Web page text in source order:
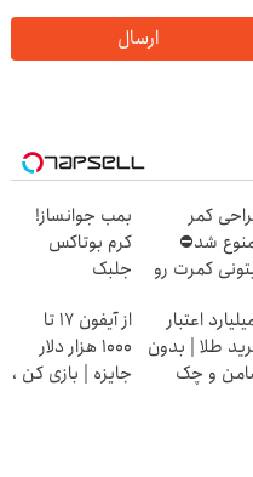
ارسال
کمر
شد⛔
کمرت رو
👈🏻
بمب جوانساز!
کرم بوتاکس
جلبک
میلیارد اعتبار
طلا | بدون
و چک
از آیفون 17 تا
1000 هزار دلار
جایزه | بازی کن ،